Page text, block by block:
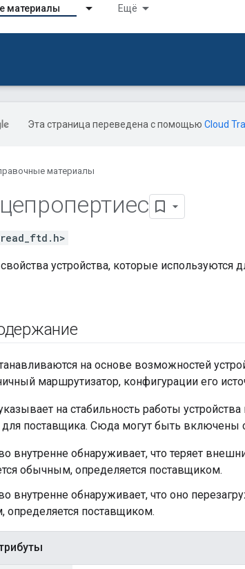
материалы Ещё
Эта страница переведена с помощью Cloud
материалы
устройства, которые используются
на основе возможностей
маршрутизатор, конфигурации его
на стабильность работы
поставщика. Сюда могут быть включены
внутренне обнаруживает, что теряет
обычным, определяется поставщиком.
внутренне обнаруживает, что оно
поставщиком.